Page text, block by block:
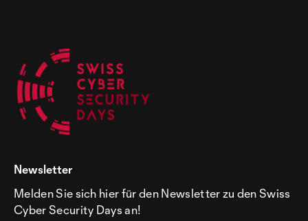
Newsletter
Melden Sie sich hier für den Newsletter zu den Swiss
Cyber Security Days an!